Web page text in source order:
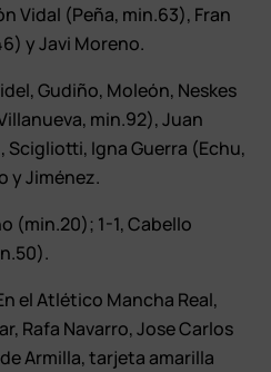
Vidal (Peña, min.63), Fran
y Javi Moreno.
Gudiño, Moleón, Neskes
min.92), Juan
Scigliotti, Igna Guerra (Echu,
y Jiménez.
(min.20); 1-1, Cabello
el Atlético Mancha Real,
Rafa Navarro, Jose Carlos
Armilla, tarjeta amarilla